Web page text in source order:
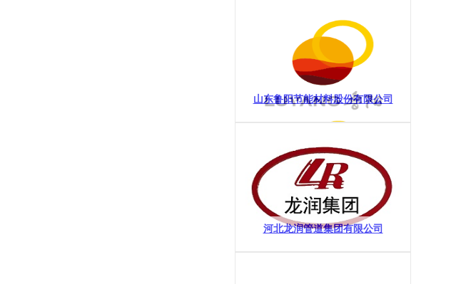
山东鲁阳节能材料股份有限公司
河北龙润管道集团有限公司